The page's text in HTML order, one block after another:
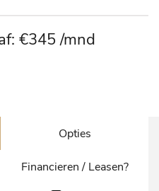
€345 /mnd
Opties
Financieren / Leasen?